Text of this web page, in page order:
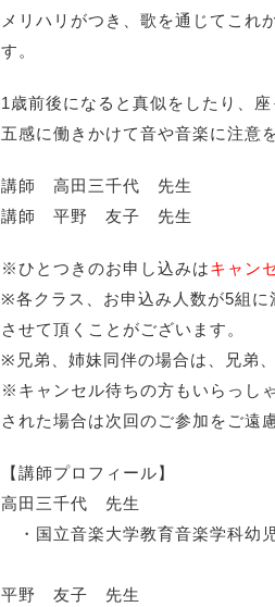
メリハリがつき、歌を通じてこれ
す。
1歳前後になると真似をしたり、
五感に働きかけて音や音楽に注意
講師 高田三千代 先生
講師 平野 友子 先生
※ひとつきのお申し込みはキャン
※各クラス、お申込み人数が5組に
させて頂くことがございます。
※兄弟、姉妹同伴の場合は、兄弟
※キャンセル待ちの方もいらっし
された場合は次回のご参加をご遠
【講師プロフィール】
高田三千代 先生
・国立音楽大学教育音楽学科幼
平野 友子 先生